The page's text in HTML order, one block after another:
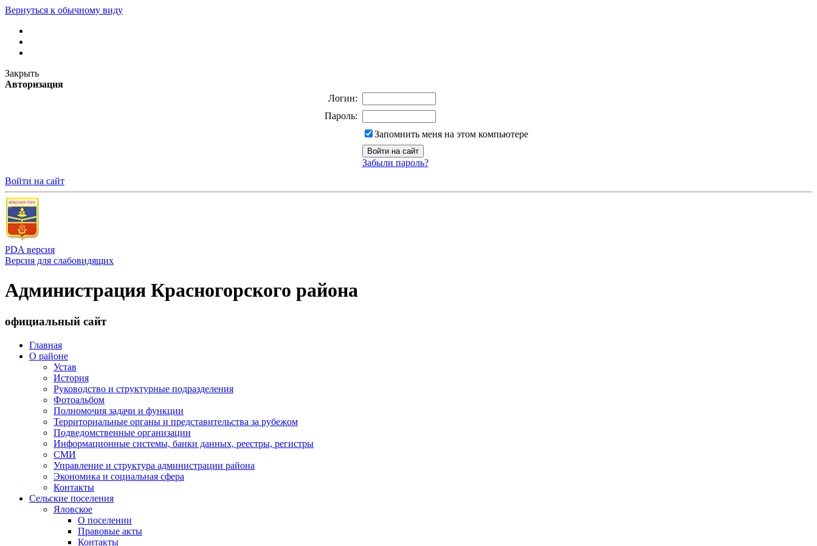
Вернуться к обычному виду
Закрыть
Авторизация
Логин:
Пароль:
Запомнить меня на этом компьютере
Забыли пароль?
Войти на сайт
PDA версия
Версия для слабовидящих
Администрация Красногорского района
официальный сайт
Главная
О районе
Устав
История
Руководство и структурные подразделения
Фотоальбом
Полномочия задачи и функции
Территориальные органы и представительства за рубежом
Подведомственные организации
Информационные системы, банки данных, реестры, регистры
СМИ
Управление и структура администрации района
Экономика и социальная сфера
Контакты
Сельские поселения
Яловское
О поселении
Правовые акты
Контакты